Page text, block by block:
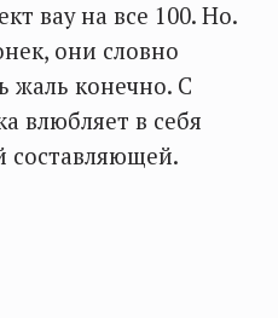
вау на все 100. Но.
они словно
жаль конечно. С
влюбляет в себя
составляющей.